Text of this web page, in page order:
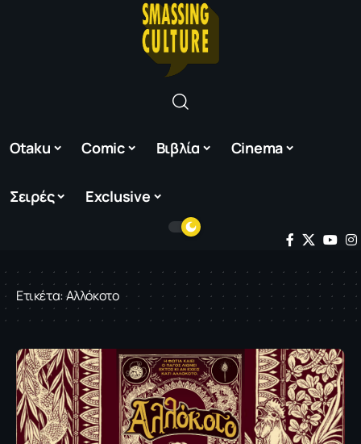
Otaku Comic Βιβλία Cinema
Σειρές Exclusive
Ετικέτα:Αλλόκοτο